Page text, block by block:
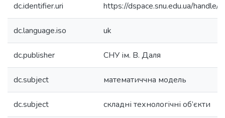
dc.identifier.uri https://dspace.snu.edu.ua/
dc.language.iso uk
dc.publisher СНУ ім. В. Даля
dc.subject математиччна модель
dc.subject складні технологічні об’єкти